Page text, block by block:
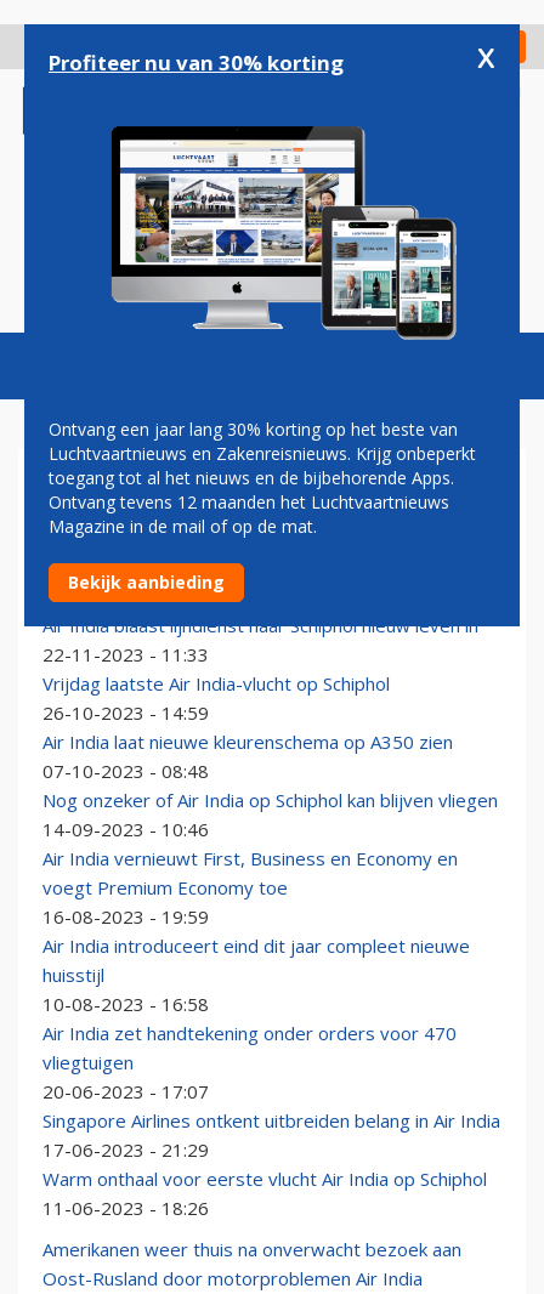
gaan
Check in
Magazine Podcasts Vacatures
AIR INDIA
Air India na anderhalve maand terug op Schiphol
18-12-2023 - 11:10
Air India blaast lijndienst naar Schiphol nieuw leven in
22-11-2023 - 11:33
Vrijdag laatste Air India-vlucht op Schiphol
26-10-2023 - 14:59
Air India laat nieuwe kleurenschema op A350 zien
07-10-2023 - 08:48
Nog onzeker of Air India op Schiphol kan blijven vliegen
14-09-2023 - 10:46
Air India vernieuwt First, Business en Economy en
voegt Premium Economy toe
16-08-2023 - 19:59
Air India introduceert eind dit jaar compleet nieuwe
huisstijl
10-08-2023 - 16:58
Air India zet handtekening onder orders voor 470
vliegtuigen
20-06-2023 - 17:07
Singapore Airlines ontkent uitbreiden belang in Air India
17-06-2023 - 21:29
Warm onthaal voor eerste vlucht Air India op Schiphol
11-06-2023 - 18:26
Amerikanen weer thuis na onverwacht bezoek aan
Oost-Rusland door motorproblemen Air India
Profiteer nu van 30% korting x
Ontvang een jaar lang 30% korting op het beste van
Luchtvaartnieuws en Zakenreisnieuws. Krijg onbeperkt
toegang tot al het nieuws en de bijbehorende Apps.
Ontvang tevens 12 maanden het Luchtvaartnieuws
Magazine in de mail of op de mat.
Bekijk aanbieding